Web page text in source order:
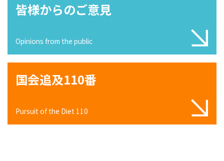
皆様からのご意見
Opinions from the public
国会追及110番
Pursuit of the Diet 110